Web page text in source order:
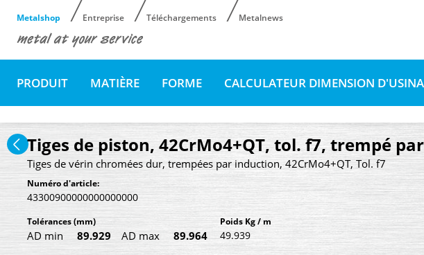
Metalshop Entreprise Téléchargements Metalnews
PRODUIT MATIÈRE FORME CALCULATEUR DIMENSION
Tiges de piston, 42CrMo4+QT, tol. f7, trempé
Tiges de vérin chromées dur, trempées par induction, 42CrMo4+QT, Tol. f7
Numéro d'article:
43300900000000000000
Tolérances(mm)
AD min 89.929 AD max 89.964
Poids Kg / m
49.939